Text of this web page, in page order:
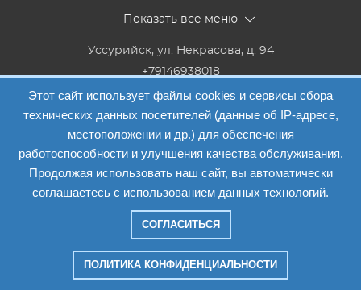
Этот сайт использует файлы cookies и сервисы сбора
технических данных посетителей (данные об IP-адресе,
местоположении и др.) для обеспечения
работоспособности и улучшения качества обслуживания.
Продолжая использовать наш сайт, вы автоматически
соглашаетесь с использованием данных технологий.
СОГЛАСИТЬСЯ
ПОЛИТИКА КОНФИДЕНЦИАЛЬНОСТИ
Показать все меню
Уссурийск, ул. Некрасова, д. 94
+79146938018
8(4234) 333-147, 8(4234) 333-818,8(4234) 38-40-20,8(4234)